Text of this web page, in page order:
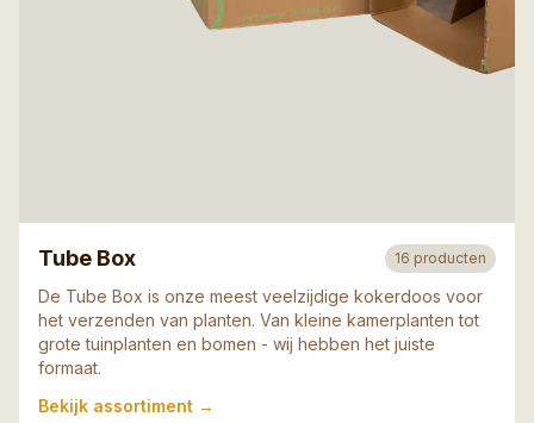
Tube Box 16 producten
De Tube Box is onze meest veelzijdige kokerdoos voor
het verzenden van planten. Van kleine kamerplanten tot
grote tuinplanten en bomen - wij hebben het juiste
formaat.
Bekijk assortiment →